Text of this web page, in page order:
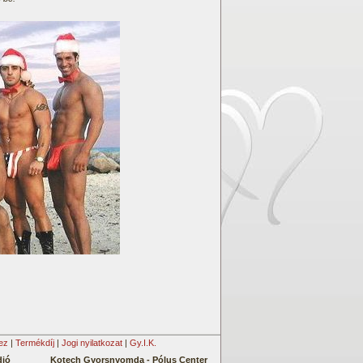
| Termékdíj| Jogi nyilatkozat| Gy.I.K.
Kotech Gyorsnyomda - Pólus Center